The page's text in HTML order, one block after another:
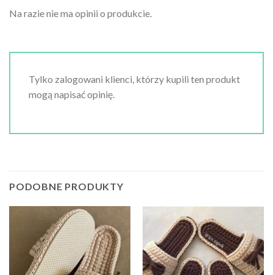
Na razie nie ma opinii o produkcie.
Tylko zalogowani klienci, którzy kupili ten produkt
mogą napisać opinię.
PODOBNE PRODUKTY